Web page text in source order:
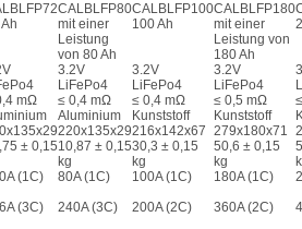
CALBLFP80CALBLFP100CALBLFP180
mit einer
Leistung
von 80 Ah
100 Ah
mit einer
Leistung von
180 Ah
3.2V 3.2V 3.2V
LiFePo4 LiFePo4 LiFePo4
mΩ ≤ 0,4 mΩ ≤ 0,4 mΩ ≤ 0,5 mΩ
Aluminium Kunststoff Kunststoff
220x135x29216x142x67 279x180x71
± 0,1510,87 ± 0,15
kg
30,3 ± 0,15
kg
50,6 ± 0,15
kg
(1C) 80A (1C) 100A (1C) 180A (1C)
(3C) 240A (3C) 200A (2C) 360A (2C)